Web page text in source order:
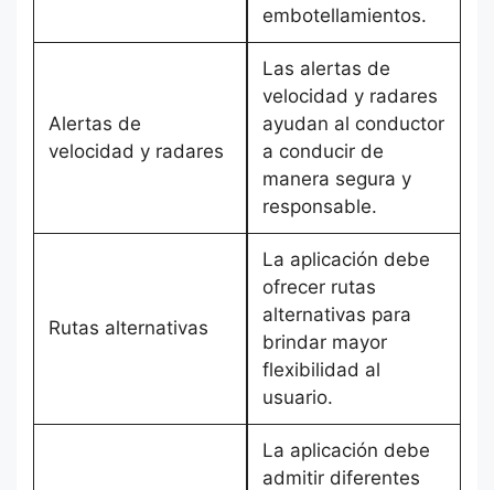
embotellamientos.
Alertas de
velocidad y radares
Las alertas de
velocidad y radares
ayudan al conductor
a conducir de
manera segura y
responsable.
Rutas alternativas
La aplicación debe
ofrecer rutas
alternativas para
brindar mayor
flexibilidad al
usuario.
La aplicación debe
admitir diferentes